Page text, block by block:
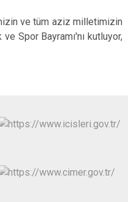
ve tüm aziz milletimizin
Spor Bayramı'nı kutluyor,